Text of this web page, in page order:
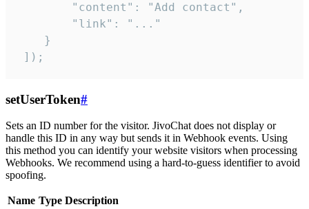
        "content": "Add contact",
        "link": "..."
    }
]);
setUserToken#
Sets an ID number for the visitor. JivoChat does not display or
handle this ID in any way but sends it in Webhook events. Using
this method you can identify your website visitors when processing
Webhooks. We recommend using a hard-to-guess identifier to avoid
spoofing.
Name Type Description